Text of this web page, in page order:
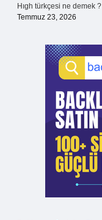
Hıgh türkçesi ne demek ?
Temmuz 23, 2026